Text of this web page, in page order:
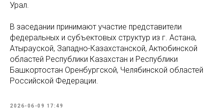
Урал.
В заседании принимают участие представители
федеральных и субъектовых структур из г. Астана,
Атырауской, Западно-Казахстанской, Актюбинской
областей Республики Казахстан и Республики
Башкортостан Оренбургской, Челябинской областей
Российской Федерации.
2026-06-09 17:49